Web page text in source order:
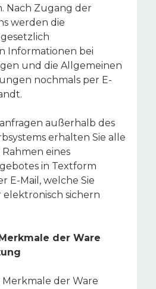
Nach Zugang der
werden die
Informationen bei
und die Allgemeinen
nochmals per E-
außerhalb des
erhalten Sie alle
eines
in Textform
E-Mail, welche Sie
sichern
der Ware
der Ware